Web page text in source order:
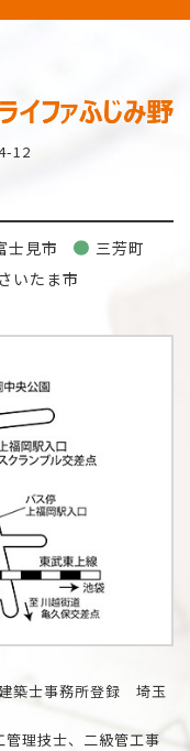
12
士見市
三芳町
さいたま市
築士事務所登録 埼玉
理技士、二級管工事